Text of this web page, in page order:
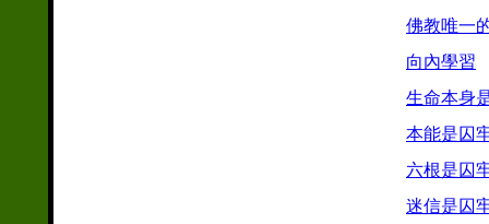
佛教唯一
向內學習
生命本身
本能是囚
六根是囚
迷信是囚